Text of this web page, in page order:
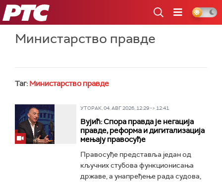
РТС
Министарство правде
Таг: Министарство правде
УТОРАК, 04. АВГ 2026, 12:29 -> 12:41
Вујић: Спора правда је негација
правде, реформа и дигитализација
мењају правосуђе
Правосуђе представља један од
кључних стубова функционисања
државе, а унапређење рада судова,